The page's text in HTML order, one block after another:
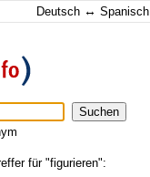
Deutsch ↔ Spanisch
für "figurieren":